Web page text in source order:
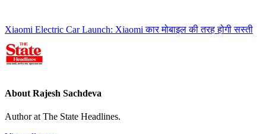
Xiaomi Electric Car Launch: Xiaomi कार मोबाइल की तरह होगी सस्ती
About Rajesh Sachdeva
Author at The State Headlines.